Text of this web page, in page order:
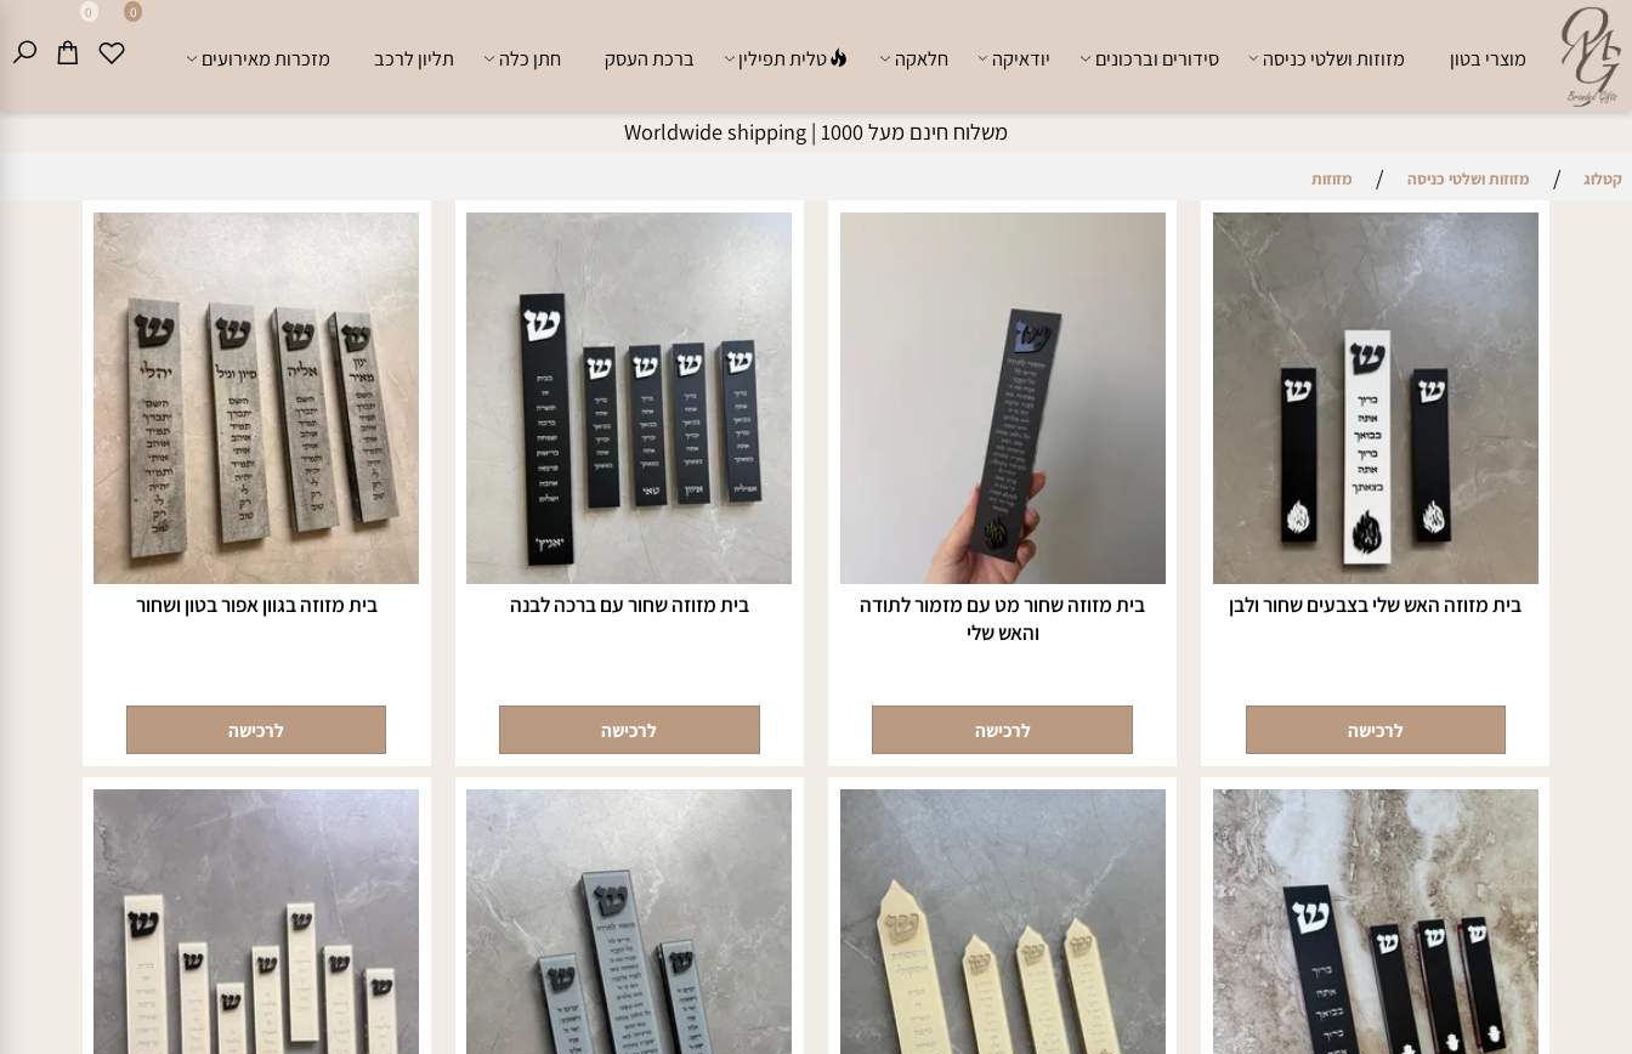
משלוח חינם מעל 1000 | Worldwide shipping
0 0
מוצרי בטון מזוזות ושלטי כניסה סידורים וברכונים יודאיקה חלאקה טלית תפילין ברכת העסק חתן כלה תליון לרכב מזכרות מאירועים
/ מזוזות ושלטי כניסה / מזוזות
לרכישה
בית מזוזה שחור מט עם מזמור לתודה
לרכישה לרכישה לרכישה